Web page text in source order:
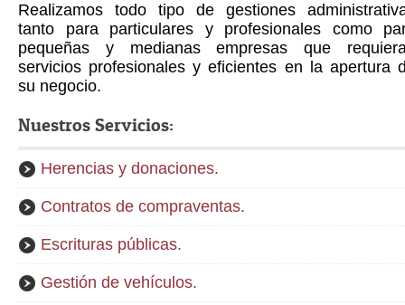
Realizamos todo tipo de gestiones
tanto para particulares y profesionales como
pequeñas y medianas empresas que
servicios profesionales y eficientes en la apertura
su negocio.
Nuestros Servicios:
Herencias y donaciones.
Contratos de compraventas.
Escrituras públicas.
Gestión de vehículos.